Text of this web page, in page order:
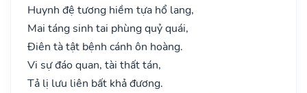
Huynh đệ tương hiềm tựa hổ lang,
Mai táng sinh tai phùng quỷ quái,
Điên tà tật bệnh cánh ôn hoàng.
Vi sự đáo quan, tài thất tán,
Tả lị lưu liên bất khả đương.